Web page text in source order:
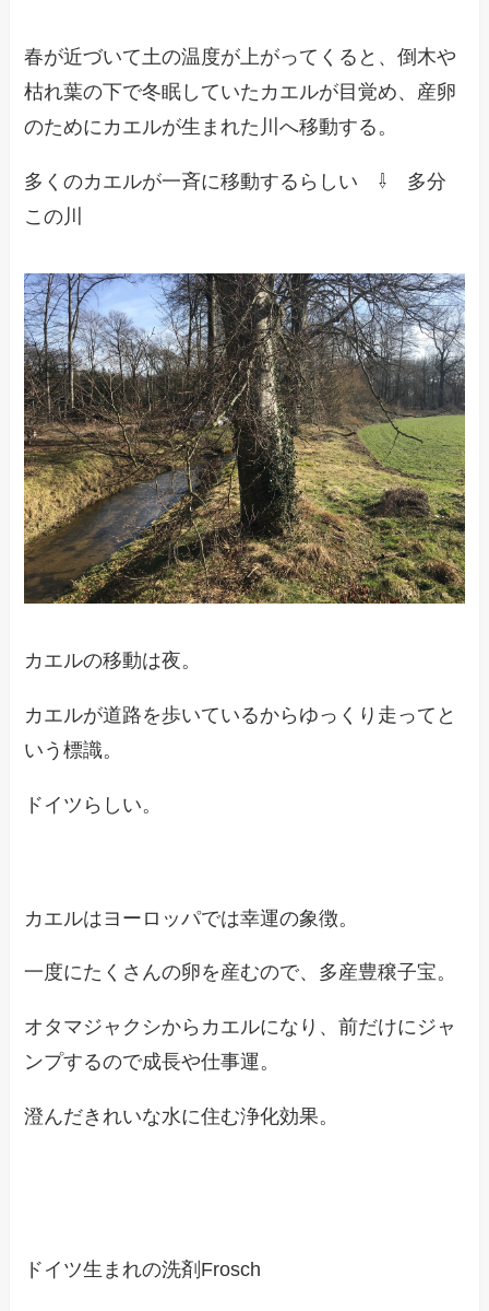
春が近づいて土の温度が上がってくると、倒木や
枯れ葉の下で冬眠していたカエルが目覚め、産卵
のためにカエルが生まれた川へ移動する。
多くのカエルが一斉に移動するらしい ⇩ 多分
この川
カエルの移動は夜。
カエルが道路を歩いているからゆっくり走ってと
いう標識。
ドイツらしい。
カエルはヨーロッパでは幸運の象徴。
一度にたくさんの卵を産むので、多産豊穣子宝。
オタマジャクシからカエルになり、前だけにジャ
ンプするので成長や仕事運。
澄んだきれいな水に住む浄化効果。
ドイツ生まれの洗剤Frosch